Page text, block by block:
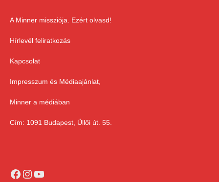
A Minner missziója. Ezért olvasd!
Hírlevél feliratkozás
Kapcsolat
Impresszum és Médiaajánlat,
Minner a médiában
Cím: 1091 Budapest, Üllői út. 55.
Facebook
Instagram
YouTube